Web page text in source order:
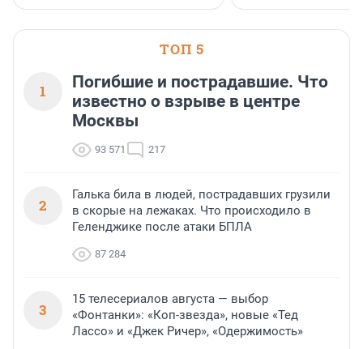
ТОП 5
1
Погибшие и пострадавшие. Что
известно о взрыве в центре
Москвы
93 571 217
2
Галька била в людей, пострадавших грузили
в скорые на лежаках. Что происходило в
Геленджике после атаки БПЛА
87 284
3
15 телесериалов августа — выбор
«Фонтанки»: «Коп-звезда», новые «Тед
Лассо» и «Джек Ричер», «Одержимость»